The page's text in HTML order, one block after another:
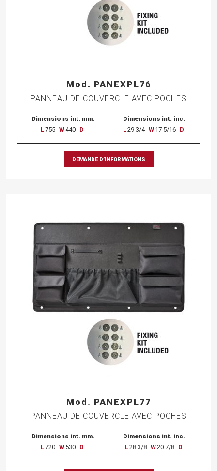
Mod. PANEXPL76
PANNEAU DE COUVERCLE AVEC POCHES
Dimensions int. mm.
L755 W440 D
Dimensions int. inc.
L29 3/4 W 17 5/16 D
DEMANDE D’INFORMATIONS
Mod. PANEXPL77
PANNEAU DE COUVERCLE AVEC POCHES
Dimensions int. mm.
L720 W 530 D
Dimensions int. inc.
L28 3/8 W20 7/8 D